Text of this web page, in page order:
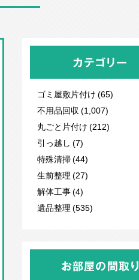
カテゴリー
ゴミ屋敷片付け (65)
不用品回収 (1,007)
丸ごと片付け (212)
引っ越し (7)
特殊清掃 (44)
生前整理 (27)
解体工事 (4)
遺品整理 (535)
お部屋の間取り